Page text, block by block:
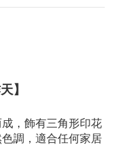
】
，飾有三角形印花
調，適合任何家居